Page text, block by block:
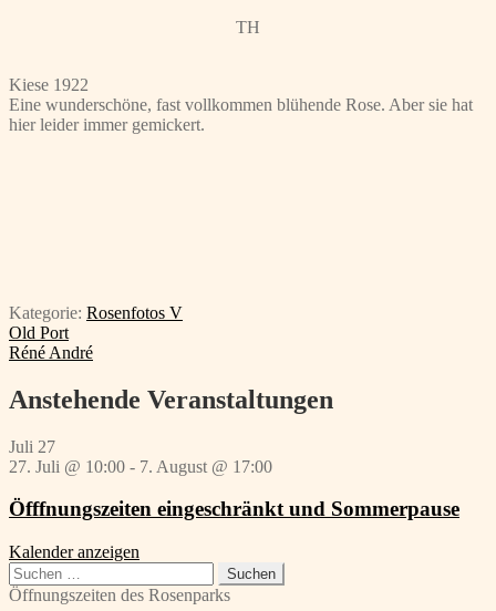
TH
Kiese 1922
Eine wunderschöne, fast vollkommen blühende Rose. Aber sie hat
hier leider immer gemickert.
Kategorie: Rosenfotos V
Beitragsnavigation
Vorheriger
Beitrag:
Old Port
Nächster
Réné André
Anstehende Veranstaltungen
Juli 27
27. Juli @ 10:00 - 7. August @ 17:00
Öfffnungszeiten eingeschränkt und Sommerpause
Kalender anzeigen
Suchen
nach:
Öffnungszeiten des Rosenparks